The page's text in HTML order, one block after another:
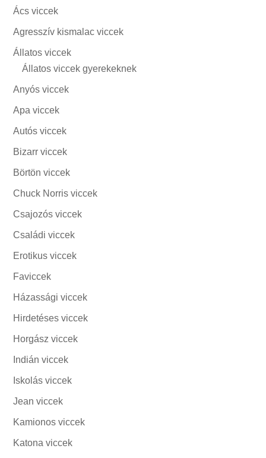
Ács viccek
Agresszív kismalac viccek
Állatos viccek
Állatos viccek gyerekeknek
Anyós viccek
Apa viccek
Autós viccek
Bizarr viccek
Börtön viccek
Chuck Norris viccek
Csajozós viccek
Családi viccek
Erotikus viccek
Faviccek
Házassági viccek
Hirdetéses viccek
Horgász viccek
Indián viccek
Iskolás viccek
Jean viccek
Kamionos viccek
Katona viccek